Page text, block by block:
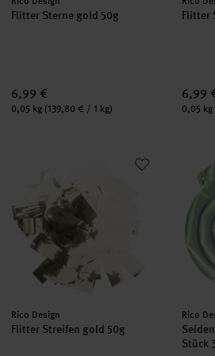
Flitter Sterne gold 50g
6,99 €
Inhalt:
0,05 kg (139,80 € / 1 kg)
Flitter
6,99
Inhalt:
0,05 kg
Flitter Streifen gold 50g
Hersteller:
Rico Design
Flitter Streifen gold 50g
Rico
Stück